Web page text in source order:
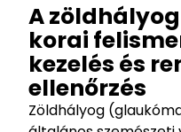
A
korai
kezelés és
ellenőrzés
Zöldhályog